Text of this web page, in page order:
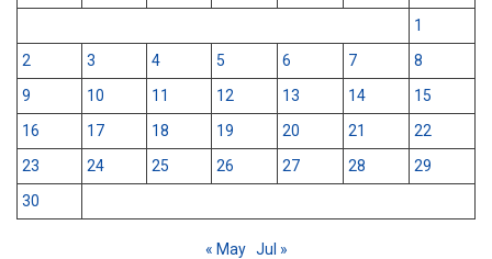
1
2
3 4 5 6 7
8
9
10 11 12 13 14
15
16
17 18 19 20 21
22
23
24 25 26 27 28
29
30
« May Jul »